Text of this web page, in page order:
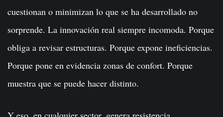
cuestionan o minimizan lo que se ha desarrollado no
sorprende. La innovación real siempre incomoda. Porque
obliga a revisar estructuras. Porque expone ineficiencias.
Porque pone en evidencia zonas de confort. Porque
muestra que se puede hacer distinto.